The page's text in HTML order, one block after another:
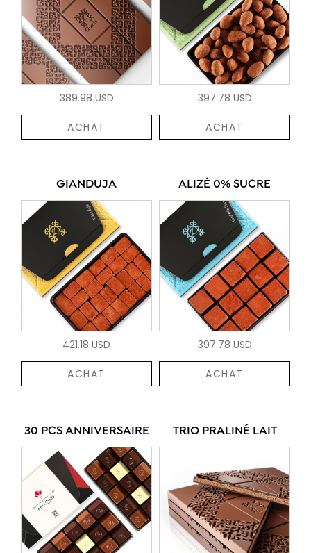
389.98 USD
ACHAT
397.78 USD
ACHAT
GIANDUJA
421.18 USD
ACHAT
ALIZÉ 0% SUCRE
397.78 USD
ACHAT
30 PCS ANNIVERSAIRE TRIO PRALINÉ LAIT